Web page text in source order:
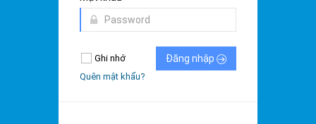
Ghi nhớ Đăng nhập
Quên mật khẩu?